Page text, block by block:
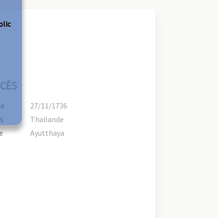
27/11/1736
Thailande
Ayutthaya